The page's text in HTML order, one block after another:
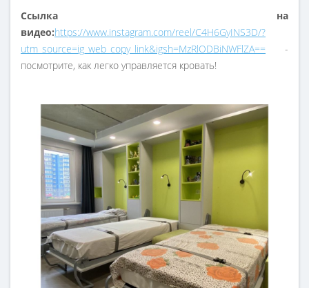
Ссылка на
видео:https://www.instagram.com/reel/C4H6GyINS3D/?
utm_source=ig_web_copy_link&igsh=MzRlODBiNWFlZA==
-
посмотрите, как легко управляется кровать!